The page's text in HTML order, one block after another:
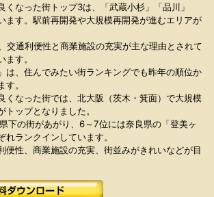
くなった街トップ3は、「武蔵小杉」「品川」
ます。駅前再開発や大規模再開発が進むエリアが
交通利便性と商業施設の充実が主な理由とされて
す。
は、住んでみたい街ランキングでも昨年の順位か
。
くなった街では、北大阪（茨木・箕面）で大規模
ップとなりました。
下の街があがり、6～7位には奈良県の「登美ヶ
れランクインしています。
便性、商業施設の充実、街並みがきれいなどが目